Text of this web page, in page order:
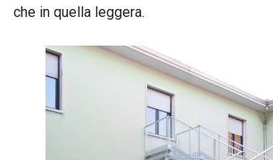
che in quella leggera.